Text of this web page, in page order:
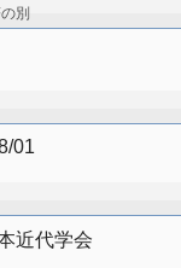
別
01
近代学会